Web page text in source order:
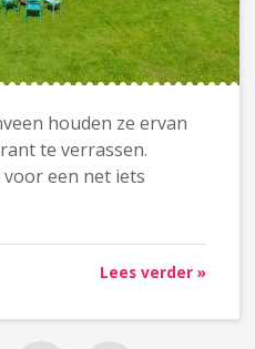
houden ze ervan
te verrassen.
een net iets
Lees verder »